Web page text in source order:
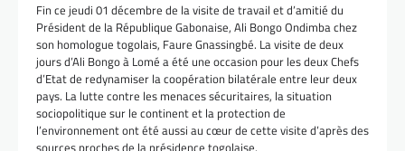
Fin ce jeudi 01 décembre de la visite de travail et d’amitié du
Président de la République Gabonaise, Ali Bongo Ondimba chez
son homologue togolais, Faure Gnassingbé. La visite de deux
jours d’Ali Bongo à Lomé a été une occasion pour les deux Chefs
d’Etat de redynamiser la coopération bilatérale entre leur deux
pays. La lutte contre les menaces sécuritaires, la situation
sociopolitique sur le continent et la protection de
l’environnement ont été aussi au cœur de cette visite d’après des